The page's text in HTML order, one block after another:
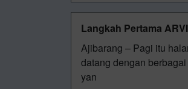
Langkah Pertama
Ajibarang – Pagi itu
datang dengan
yan